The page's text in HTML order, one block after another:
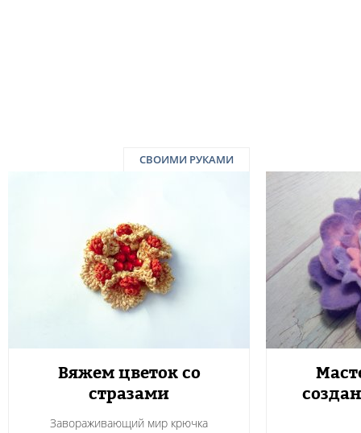
СВОИМИ РУКАМИ
Вяжем цветок со
стразами
Завораживающий мир крючка